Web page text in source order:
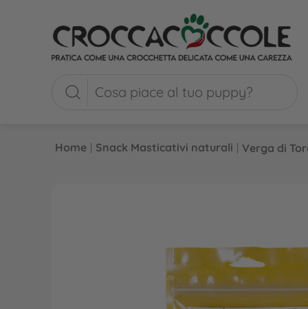
Home | Snack Masticativi naturali | Verga di